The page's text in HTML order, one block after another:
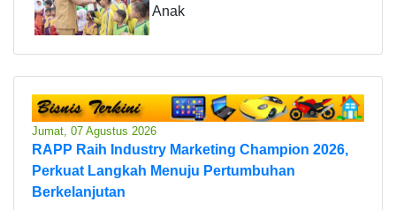
Anak
Jumat, 07 Agustus 2026
RAPP Raih Industry Marketing Champion 2026,
Perkuat Langkah Menuju Pertumbuhan
Berkelanjutan